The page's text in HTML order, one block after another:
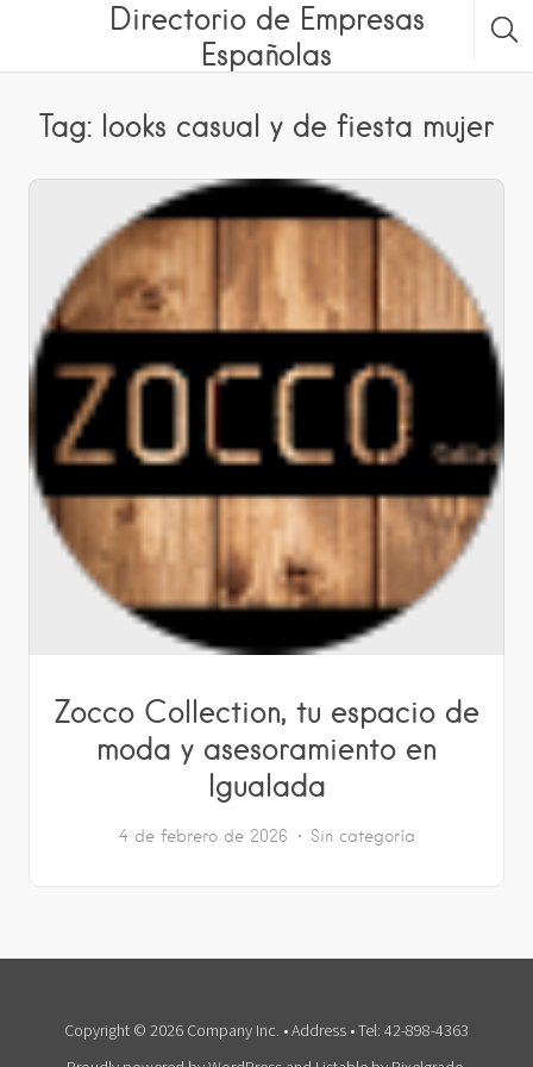
Directorio de Empresas
Españolas
Tag: looks casual y de fiesta mujer
Zocco Collection, tu espacio de
moda y asesoramiento en
Igualada
4 de febrero de 2026 Sin categoría
Copyright © 2026 Company Inc. • Address • Tel: 42-898-4363